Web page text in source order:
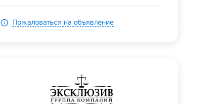
Пожаловаться на объявление